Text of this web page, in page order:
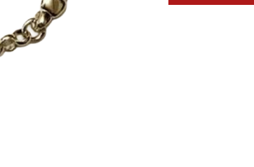
placca